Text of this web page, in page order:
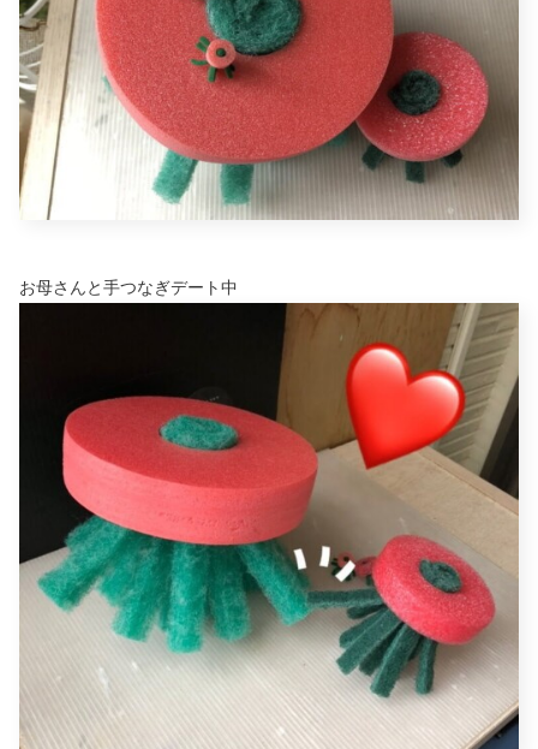
お母さんと手つなぎデート中